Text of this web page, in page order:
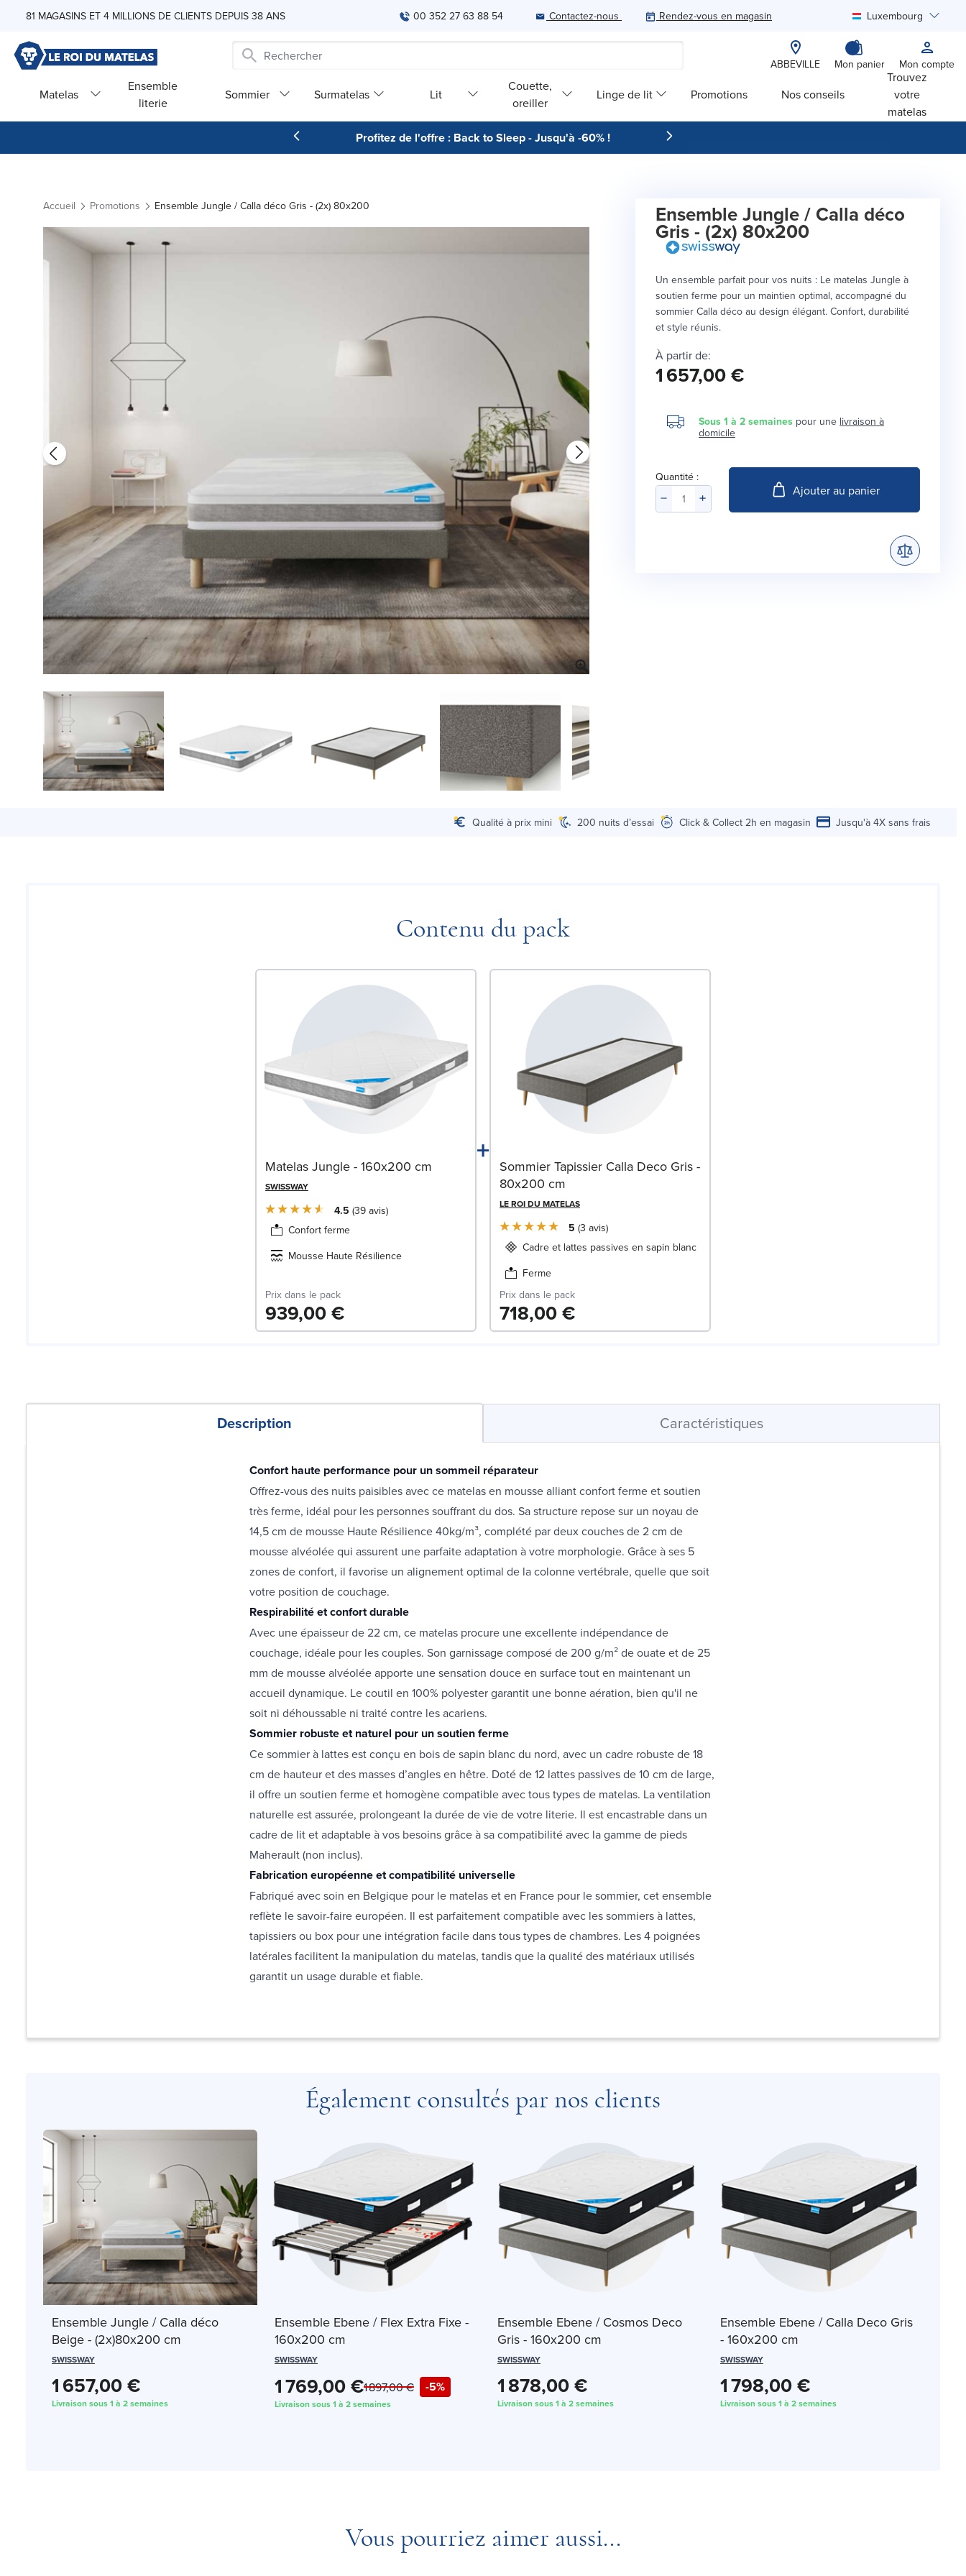
81 MAGASINS ET 4 MILLIONS DE CLIENTS DEPUIS 38 ANS 00 352 27 63 88 54 Contactez-nous Rendez-vous en magasin Luxembourg
ABBEVILLE Mon panier Mon compte
Matelas
Ensemble
literie
Sommier Surmatelas Lit
Couette,
oreiller
Linge de lit Promotions Nos conseils
Trouvez
votre
matelas
Profitez de l'offre : Back to Sleep - Jusqu'à -60% !
Accueil Promotions Ensemble Jungle / Calla déco Gris - (2x) 80x200 Ensemble Jungle / Calla déco
Gris - (2x) 80x200
Un ensemble parfait pour vos nuits : Le matelas Jungle à
soutien ferme pour un maintien optimal, accompagné du
sommier Calla déco au design élégant. Confort, durabilité
et style réunis.
À partir de:
1 657,00 €
Sous 1 à 2 semaines pour une livraison à
domicile
Quantité :
Ajouter au panier
Qualité à prix mini 200 nuits d’essai Click & Collect 2h en magasin Jusqu'à 4X sans frais
Contenu du pack
Matelas Jungle - 160x200 cm
SWISSWAY
4.5 39 avis
Confort ferme
Mousse Haute Résilience
Prix dans le pack
939,00 €
+
Sommier Tapissier Calla Deco Gris -
80x200 cm
LE ROI DU MATELAS
5 3 avis
Cadre et lattes passives en sapin blanc
Ferme
Prix dans le pack
718,00 €
Description Caractéristiques
Confort haute performance pour un sommeil réparateur
Offrez-vous des nuits paisibles avec ce matelas en mousse alliant confort ferme et soutien
très ferme, idéal pour les personnes souffrant du dos. Sa structure repose sur un noyau de
14,5 cm de mousse Haute Résilience 40kg/m³, complété par deux couches de 2 cm de
mousse alvéolée qui assurent une parfaite adaptation à votre morphologie. Grâce à ses 5
zones de confort, il favorise un alignement optimal de la colonne vertébrale, quelle que soit
votre position de couchage.
Respirabilité et confort durable
Avec une épaisseur de 22 cm, ce matelas procure une excellente indépendance de
couchage, idéale pour les couples. Son garnissage composé de 200 g/m² de ouate et de 25
mm de mousse alvéolée apporte une sensation douce en surface tout en maintenant un
accueil dynamique. Le coutil en 100% polyester garantit une bonne aération, bien qu'il ne
soit ni déhoussable ni traité contre les acariens.
Sommier robuste et naturel pour un soutien ferme
Ce sommier à lattes est conçu en bois de sapin blanc du nord, avec un cadre robuste de 18
cm de hauteur et des masses d’angles en hêtre. Doté de 12 lattes passives de 10 cm de large,
il offre un soutien ferme et homogène compatible avec tous types de matelas. La ventilation
naturelle est assurée, prolongeant la durée de vie de votre literie. Il est encastrable dans un
cadre de lit et adaptable à vos besoins grâce à sa compatibilité avec la gamme de pieds
Maherault (non inclus).
Fabrication européenne et compatibilité universelle
Fabriqué avec soin en Belgique pour le matelas et en France pour le sommier, cet ensemble
reflète le savoir-faire européen. Il est parfaitement compatible avec les sommiers à lattes,
tapissiers ou box pour une intégration facile dans tous types de chambres. Les 4 poignées
latérales facilitent la manipulation du matelas, tandis que la qualité des matériaux utilisés
garantit un usage durable et fiable.
Également consultés par nos clients
Ensemble Jungle / Calla déco
Beige - (2x)80x200 cm
SWISSWAY
1 657,00 €
Livraison sous 1 à 2 semaines
Ensemble Ebene / Flex Extra Fixe -
160x200 cm
SWISSWAY
1 769,00 € -5%
1 897,00 €
Livraison sous 1 à 2 semaines
Ensemble Ebene / Cosmos Deco
Gris - 160x200 cm
SWISSWAY
1 878,00 €
Livraison sous 1 à 2 semaines
Ensemble Ebene / Calla Deco Gris
- 160x200 cm
SWISSWAY
1 798,00 €
Livraison sous 1 à 2 semaines
Vous pourriez aimer aussi...